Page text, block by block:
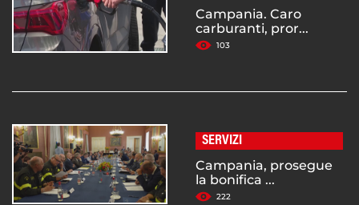
Campania. Caro
carburanti, pror...
103
SERVIZI
Campania, prosegue
la bonifica ...
222